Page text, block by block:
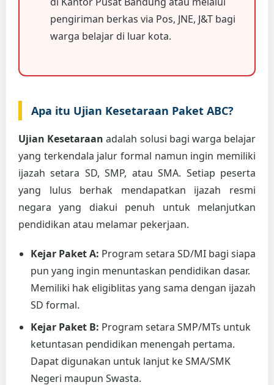
pengiriman berkas via Pos, JNE, J&T bagi
warga belajar di luar kota.
Apa itu Ujian Kesetaraan Paket ABC?
Ujian Kesetaraan adalah solusi bagi warga belajar
yang terkendala jalur formal namun ingin memiliki
ijazah setara SD, SMP, atau SMA. Setiap peserta
yang lulus berhak mendapatkan ijazah resmi
negara yang diakui penuh untuk melanjutkan
pendidikan atau melamar pekerjaan.
Kejar Paket A: Program setara SD/MI bagi siapa
pun yang ingin menuntaskan pendidikan dasar.
Memiliki hak eligiblitas yang sama dengan ijazah
SD formal.
Kejar Paket B: Program setara SMP/MTs untuk
ketuntasan pendidikan menengah pertama.
Dapat digunakan untuk lanjut ke SMA/SMK
Negeri maupun Swasta.